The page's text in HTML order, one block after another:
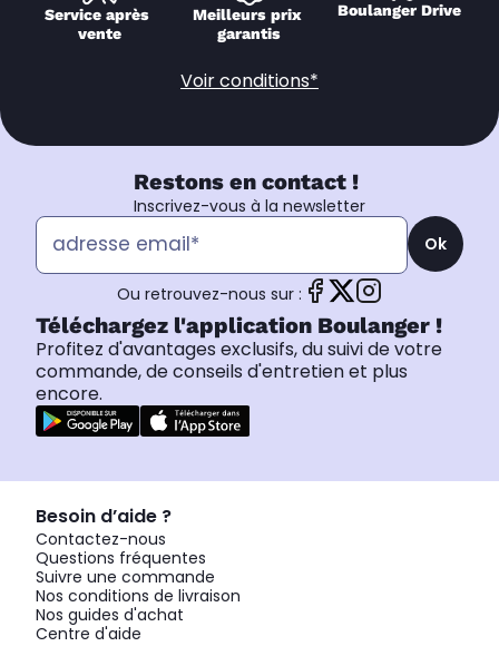
Service après
vente
Meilleurs prix
garantis
Boulanger Drive
Voir conditions*
Restons en contact !
Inscrivez-vous à la newsletter
Ok
Ou retrouvez-nous sur :
Téléchargez l'application Boulanger !
Profitez d'avantages exclusifs, du suivi de votre
commande, de conseils d'entretien et plus
encore.
Besoin d’aide ?
Contactez-nous
Questions fréquentes
Suivre une commande
Nos conditions de livraison
Nos guides d'achat
Centre d'aide